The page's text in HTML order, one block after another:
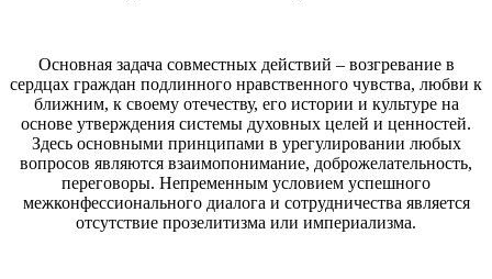
Основная задача совместных действий – возгревание в
сердцах граждан подлинного нравственного чувства, любви к
ближним, к своему отечеству, его истории и культуре на
основе утверждения системы духовных целей и ценностей.
Здесь основными принципами в урегулировании любых
вопросов являются взаимопонимание, доброжелательность,
переговоры. Непременным условием успешного
межконфессионального диалога и сотрудничества является
отсутствие прозелитизма или империализма.